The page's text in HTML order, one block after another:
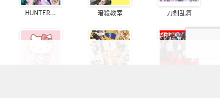
HUNTER... 暗殺教室 刀剣乱舞